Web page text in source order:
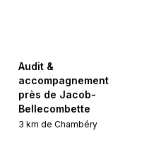
Audit &
accompagnement
près de Jacob-
Bellecombette
3 km de Chambéry